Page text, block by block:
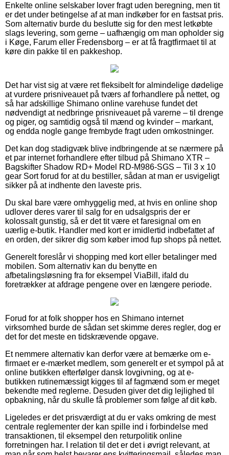
Enkelte online selskaber lover fragt uden beregning, men tit
er det under betingelse af at man indkøber for en fastsat pris.
Som alternativ burde du beslutte sig for den mest letkøbte
slags levering, som gerne – uafhængig om man opholder sig
i Køge, Farum eller Fredensborg – er at få fragtfirmaet til at
køre din pakke til en pakkeshop.
Det har vist sig at være ret fleksibelt for almindelige dødelige
at vurdere prisniveauet på tværs af forhandlere på nettet, og
så har adskillige Shimano online varehuse fundet det
nødvendigt at nedbringe prisniveauet på varerne – til drenge
og piger, og samtidig også til mænd og kvinder – markant,
og endda nogle gange frembyde fragt uden omkostninger.
Det kan dog stadigvæk blive indbringende at se nærmere på
et par internet forhandlere efter tilbud på Shimano XTR –
Bagskifter Shadow RD+ Model RD-M986-SGS – Til 3 x 10
gear Sort forud for at du bestiller, sådan at man er usvigeligt
sikker på at indhente den laveste pris.
Du skal bare være omhyggelig med, at hvis en online shop
udlover deres varer til salg for en udsalgspris der er
kolossalt gunstig, så er det tit være et faresignal om en
uærlig e-butik. Handler med kort er imidlertid indbefattet af
en orden, der sikrer dig som køber imod fup shops på nettet.
Generelt foreslår vi shopping med kort eller betalinger med
mobilen. Som alternativ kan du benytte en
afbetalingsløsning fra for eksempel ViaBill, ifald du
foretrækker at afdrage pengene over en længere periode.
Forud for at folk shopper hos en Shimano internet
virksomhed burde de sådan set skimme deres regler, dog er
det for det meste en tidskrævende opgave.
Et nemmere alternativ kan derfor være at bemærke om e-
firmaet er e-mærket medlem, som generelt er et sympol på at
online butikken efterfølger dansk lovgivning, og at e-
butikken rutinemæssigt kigges til af fagmænd som er meget
bekendte med reglerne. Desuden giver det dig lejlighed til
opbakning, når du skulle få problemer som følge af dit køb.
Ligeledes er det prisværdigt at du er vaks omkring de mest
centrale reglementer der kan spille ind i forbindelse med
transaktionen, til eksempel den returpolitik online
forretningen har. I relation til det er det i øvrigt relevant, at